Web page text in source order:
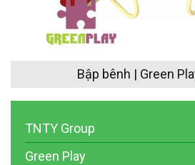
Bập bênh | Green
TNTY Group
Green Play